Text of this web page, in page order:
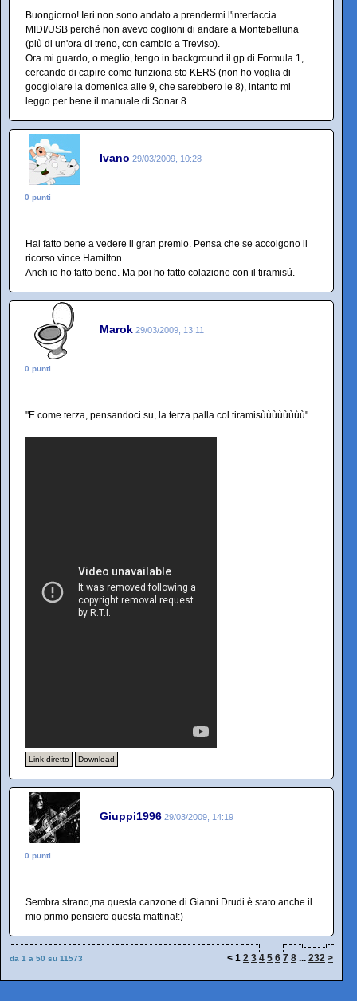
Buongiorno! Ieri non sono andato a prendermi l'interfaccia
MIDI/USB perché non avevo coglioni di andare a Montebelluna
(più di un'ora di treno, con cambio a Treviso).
Ora mi guardo, o meglio, tengo in background il gp di Formula 1,
cercando di capire come funziona sto KERS (non ho voglia di
googlolare la domenica alle 9, che sarebbero le 8), intanto mi
leggo per bene il manuale di Sonar 8.
Ivano 29/03/2009, 10:28
0 punti
Hai fatto bene a vedere il gran premio. Pensa che se accolgono il
ricorso vince Hamilton.
Anch’io ho fatto bene. Ma poi ho fatto colazione con il tiramisú.
Marok 29/03/2009, 13:11
0 punti
"E come terza, pensandoci su, la terza palla col tiramisùùùùùùùù"
Link diretto Download
Giuppi1996 29/03/2009, 14:19
0 punti
Sembra strano,ma questa canzone di Gianni Drudi è stato anche il
mio primo pensiero questa mattina!:)
da 1 a 50 su 11573 < 1 2 3 4 5 6 7 8 ... 232 >